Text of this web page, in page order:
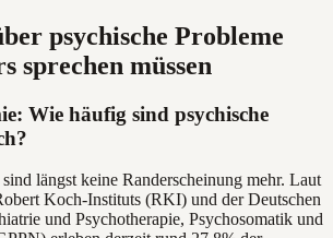
psychische Probleme
sprechen müssen
Wie häufig sind psychische
längst keine Randerscheinung mehr. Laut
Koch-Instituts (RKI) und der Deutschen
und Psychotherapie, Psychosomatik und